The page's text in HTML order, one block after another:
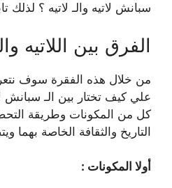
سبانش لاتيه والـ لاتيه ؟ لذلك
الفرق بين اللاتيه
من خلال هذه الفقرة سوف
علي كيف تختار بين الـ سبانش
كل من المكونات وطريقة
التاريخ والثقافة الخاصة بهما
أولا المكونات :